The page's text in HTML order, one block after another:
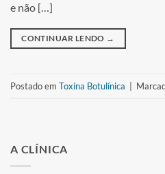
e não […]
CONTINUAR LENDO →
Postado em Toxina Botulínica
A CLÍNICA